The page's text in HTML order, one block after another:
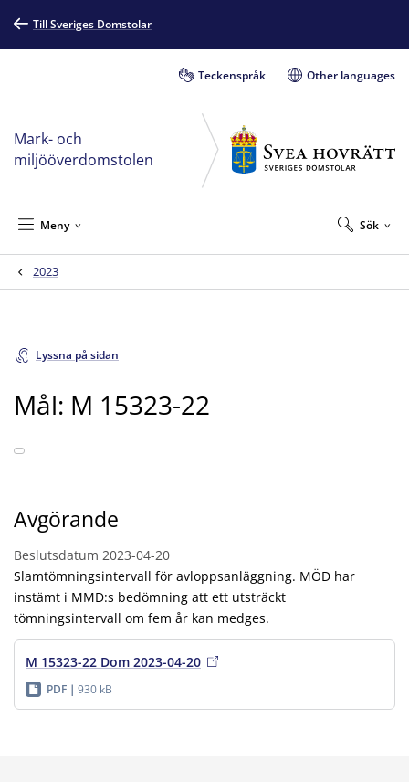
Till Sveriges Domstolar
Teckenspråk Other languages
Mark- och
miljööverdomstolen
Sök
Meny
2023
Lyssna på sidan
Mål: M 15323-22
Avgörande
Beslutsdatum 2023-04-20
Slamtömningsintervall för avloppsanläggning. MÖD har
instämt i MMD:s bedömning att ett utsträckt
tömningsintervall om fem år kan medges.
M 15323-22 Dom 2023-04-20
PDF 930 kB